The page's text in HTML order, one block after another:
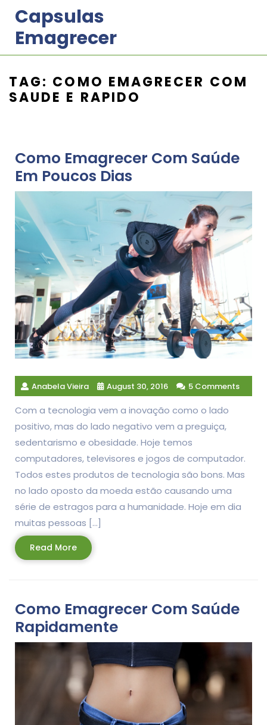
content
Capsulas
Emagrecer
TAG: COMO EMAGRECER COM
SAUDE E RAPIDO
Como Emagrecer Com Saúde
Em Poucos Dias
Anabela Vieira August 30, 2016 5 Comments
Com a tecnologia vem a inovação como o lado
positivo, mas do lado negativo vem a preguiça,
sedentarismo e obesidade. Hoje temos
computadores, televisores e jogos de computador.
Todos estes produtos de tecnologia são bons. Mas
no lado oposto da moeda estão causando uma
série de estragos para a humanidade. Hoje em dia
muitas pessoas […]
Read MoreRead
More
Como Emagrecer Com Saúde
Rapidamente